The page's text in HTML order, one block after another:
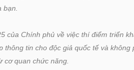
của Chính phủ về việc thí điểm triển
thông tin cho độc giả quốc tế và không
cơ quan chức năng.